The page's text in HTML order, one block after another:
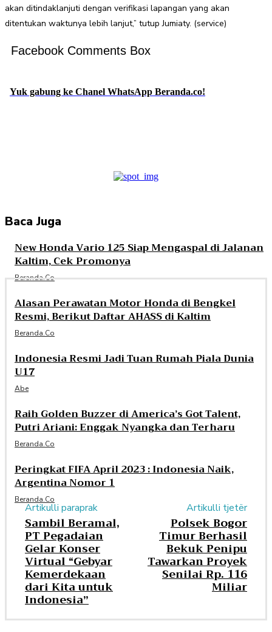
akan ditindaklanjuti dengan verifikasi lapangan yang akan
ditentukan waktunya lebih lanjut,” tutup Jumiaty. (service)
Facebook Comments Box
Yuk gabung ke Chanel WhatsApp Beranda.co!
Baca Juga
New Honda Vario 125 Siap Mengaspal di Jalanan
Kaltim, Cek Promonya
Beranda.co
Alasan Perawatan Motor Honda di Bengkel
Resmi, Berikut Daftar AHASS di Kaltim
Beranda.co
Indonesia Resmi Jadi Tuan Rumah Piala Dunia
U17
Abe
Raih Golden Buzzer di America’s Got Talent,
Putri Ariani: Enggak Nyangka dan Terharu
Beranda.co
Peringkat FIFA April 2023 : Indonesia Naik,
Argentina Nomor 1
Beranda.co
Artikulli paraprak
Sambil Beramal,
PT Pegadaian
Gelar Konser
Virtual “Gebyar
Kemerdekaan
dari Kita untuk
Indonesia”
Artikulli tjetër
Polsek Bogor
Timur Berhasil
Bekuk Penipu
Tawarkan Proyek
Senilai Rp. 116
Miliar